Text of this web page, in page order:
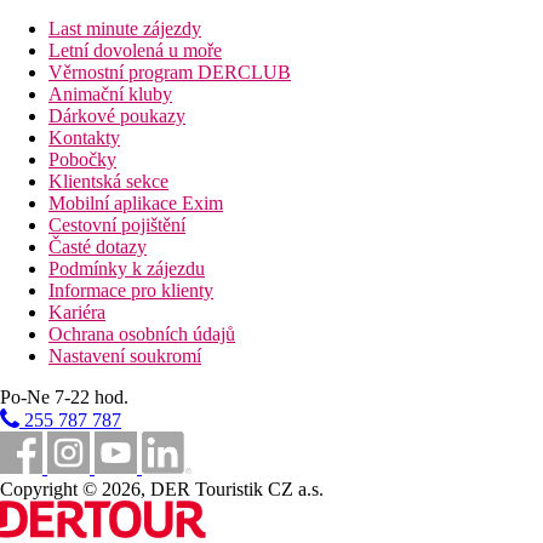
restaurace, balkon nebo terasa, cca 23 m2.
Ostatní typy pokojů(pokud není uvedeno jinak, mají pokoje
výše uvedené vybavení)
Bungalow, výhled na moře
Dvoulůžkový pokoj, Deluxe, Výhled na moře:
patře v části Building, cca 18 m2.
Dvoulůžkový pokoj, Superior, výhled na moře:
části Buidling, k dispozici terasa, cca 35m2 vč. terasy.
Dvoulůžkový pokoj, výhled na bazén, Swim Up:
části Lake House, modernější, přímý vstup z terasy do sdíleného
bazénu, 1x za pobyt zdarma s rezervací využítí Steak Houe A la
Carte restaurace, cca 25m2.
Dvoulůžkový pokoj, výhled na moře, Swim Up:
části Building, výhled na moře, přímý vstup z terasy do
sdíleného bazénu, 1x za pobyt zdarma s rezervací využítí Steak
Houe A la Carte restaurace, cca 30 m2.
Senior Suite:prostornější, obývací pokoj a ložnice, cca 50 m2.
Pláž
Písečno-oblázková pláž přímo u hotelu, lehátka, slunečníky a
osušky zdarma, bar na pláži v rámci All Inclusive.
Last minute zájezdy
Letní dovolená u moře
Věrnostní program DERCLUB
Animační kluby
Dárkové poukazy
Kontakty
Pobočky
Klientská sekce
Mobilní aplikace Exim
Cestovní pojištění
Časté dotazy
Podmínky k zájezdu
Informace pro klienty
Kariéra
Ochrana osobních údajů
Nastavení soukromí
Po-Ne 7-22 hod.
255 787 787
Copyright © 2026, DER Touristik CZ a.s.